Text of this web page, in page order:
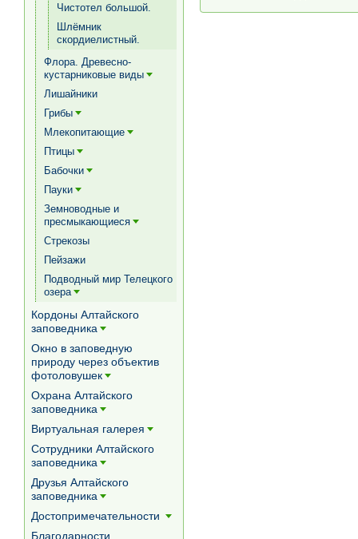
Чистотел большой.
Шлёмник
скордиелистный.
Флора. Древесно-
кустарниковые виды
Лишайники
Грибы
Млекопитающие
Птицы
Бабочки
Пауки
Земноводные и
пресмыкающиеся
Стрекозы
Пейзажи
Подводный мир Телецкого
озера
Кордоны Алтайского
заповедника
Окно в заповедную
природу через объектив
фотоловушек
Охрана Алтайского
заповедника
Виртуальная галерея
Сотрудники Алтайского
заповедника
Друзья Алтайского
заповедника
Достопримечательности
Благодарности